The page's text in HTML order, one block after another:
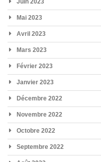
Mai 2023
Avril 2023
Mars 2023
Février 2023
Janvier 2023
Décembre 2022
Novembre 2022
Octobre 2022
Septembre 2022